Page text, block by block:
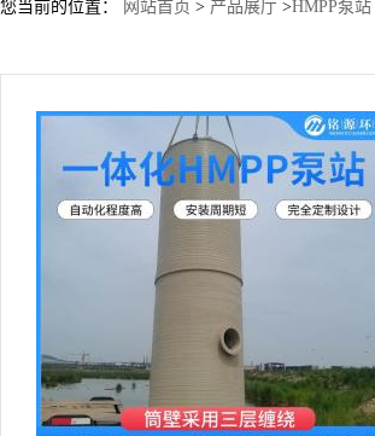
您当前的位置： 网站首页 > 产品展厅 >HMPP泵站